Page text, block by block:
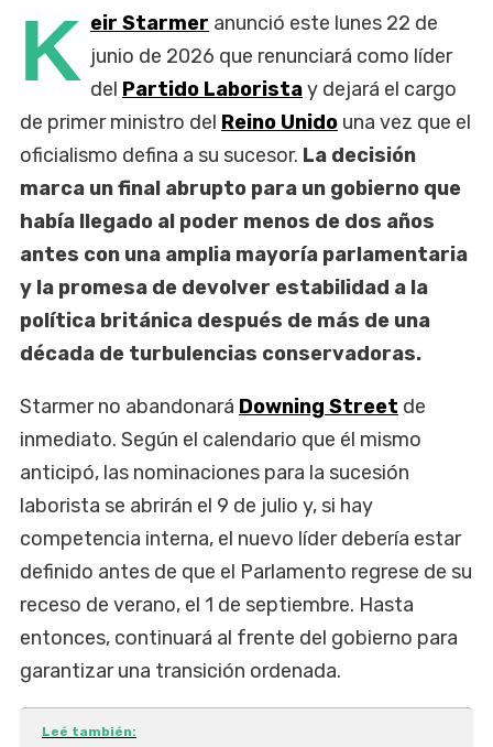
K eir Starmer anunció este lunes 22 de
junio de 2026 que renunciará como líder
del Partido Laboristay dejará el cargo
de primer ministro del Reino Unido una vez que el
oficialismo defina a su sucesor. La decisión
marca un final abrupto para un gobierno que
había llegado al poder menos de dos años
antes con una amplia mayoría parlamentaria
y la promesa de devolver estabilidad a la
política británica después de más de una
década de turbulencias conservadoras.
Starmer no abandonará Downing Street de
inmediato. Según el calendario que él mismo
anticipó, las nominaciones para la sucesión
laborista se abrirán el 9 de julio y, si hay
competencia interna, el nuevo líder debería estar
definido antes de que el Parlamento regrese de su
receso de verano, el 1 de septiembre. Hasta
entonces, continuará al frente del gobierno para
garantizar una transición ordenada.
Leé también: